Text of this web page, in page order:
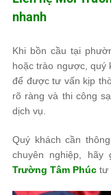
nhanh
Khi bồn cầu tại
hoặc trào ngược, quý
để được tư vấn kịp
rõ ràng và thi công
dịch vụ.
Quý khách cần
chuyên nghiệp, hãy
Trường Tâm Phúc tư